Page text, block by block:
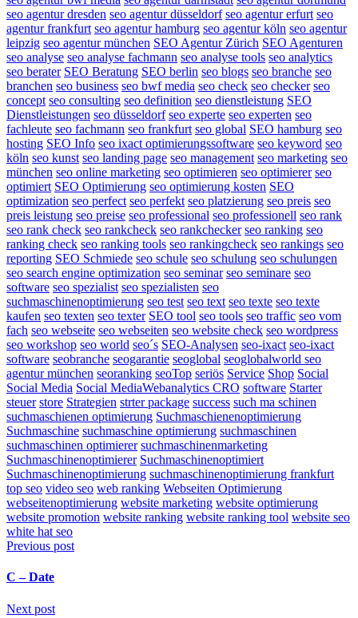
seo agentur dresden seo agentur düsseldorf seo agentur erfurt seo
agentur frankfurt seo agentur hamburg seo agentur köln seo agentur
leipzig seo agentur münchen SEO Agentur Zürich SEO Agenturen
seo analyse seo analyse fachmann seo analyse tools seo analytics
seo berater SEO Beratung SEO berlin seo blogs seo branche seo
branchen seo business seo bwf media seo check seo checker seo
concept seo consulting seo definition seo dienstleistung SEO
Dienstleistungen seo düsseldorf seo experte seo experten seo
fachleute seo fachmann seo frankfurt seo global SEO hamburg seo
hosting SEO Info seo ixact optimierungssoftware seo keyword seo
köln seo kunst seo landing page seo management seo marketing seo
münchen seo online marketing seo optimieren seo optimierer seo
optimiert SEO Optimierung seo optimierung kosten SEO
optimization seo perfect seo perfekt seo platzierung seo preis seo
preis leistung seo preise seo professional seo professionell seo rank
seo rank check seo rankcheck seo rankchecker seo ranking seo
ranking check seo ranking tools seo rankingcheck seo rankings seo
reporting SEO Schmiede seo schule seo schulung seo schulungen
seo search engine optimization seo seminar seo seminare seo
software seo spezialist seo spezialisten seo
suchmaschinenoptimierung seo test seo text seo texte seo texte
kaufen seo texten seo texter SEO tool seo tools seo traffic seo vom
fach seo webseite seo webseiten seo website check seo wordpress
seo workshop seo world seo´s SEO-Analysen seo-ixact seo-ixact
software seobranche seogarantie seoglobal seoglobalworld seo
agentur münchen seoranking seoTop seriös Service Shop Social
Social Media Social MediaWebanalytics CRO software Starter
steuer store Strategien strter package success such ma schinen
suchmaschienen optimierung Suchmaschienenoptimierung
Suchmaschine suchmaschine optimierung suchmaschinen
suchmaschinen optimierer suchmaschinenmarketing
Suchmaschinenoptimierer Suchmaschinenoptimiert
Suchmaschinenoptimierung suchmaschinenoptimierung frankfurt
top seo video seo web ranking Webseiten Optimierung
webseitenoptimierung website marketing website optimierung
website promotion website ranking website ranking tool website seo
white hat seo
Previous post
C – Date
Next post